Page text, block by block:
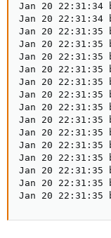
Jan 20 22:31:34
Jan 20 22:31:34
Jan 20 22:31:35
Jan 20
Jan 20 22:31:35
Jan 20 22:31:35
Jan 20
Jan 20 22:31:35
Jan 20 22:31:35
Jan 20 22:31:35
Jan 20 22:31:35
Jan 20 22:31:35
Jan 20 22:31:35
Jan 20 22:31:35
Jan 20 22:31:35
Jan 20 22:31:35